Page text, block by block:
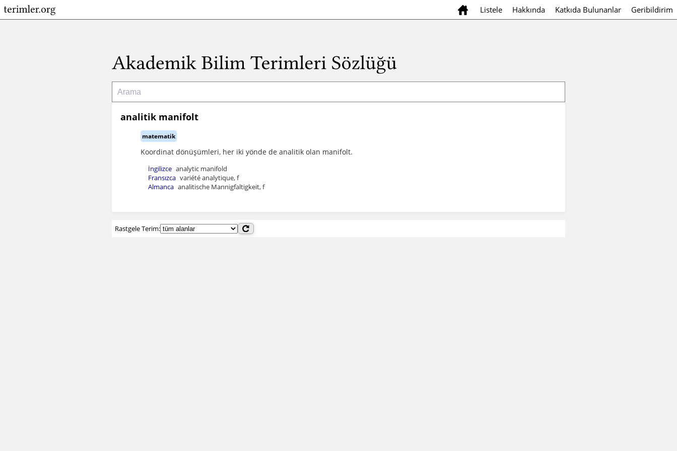
Listele Hakkında Katkıda Bulunanlar Geribildirim
analitik manifolt
matematik
Koordinat dönüşümleri, her iki yönde de analitik olan manifolt.
İngilizce analytic manifold
Fransızca variété analytique, f
Almanca analitische Mannigfaltigkeit, f
Rastgele Terim: